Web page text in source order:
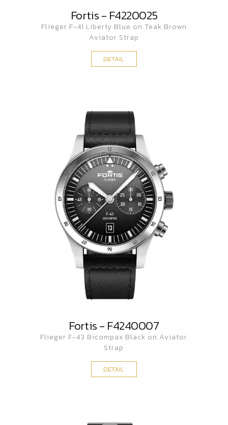
Fortis - F4220025
Flieger F-41 Liberty Blue on Teak Brown
Aviator Strap
DETAIL
Fortis - F4240007
Flieger F-43 Bicompax Black on Aviator
Strap
DETAIL